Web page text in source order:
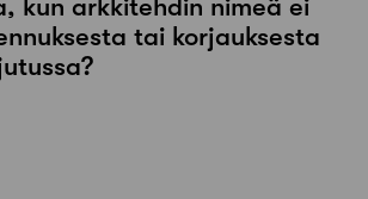
kun arkkitehdin nimeä ei
tai korjauksesta